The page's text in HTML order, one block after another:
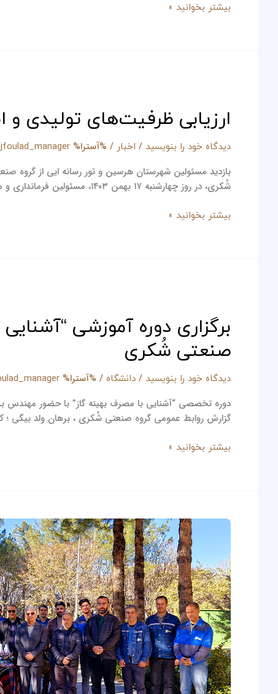
بیشتر بخوانید »
ارزیابی ظرفیت‌های تولیدی
دیدگاه‌ خود را بنویسید / اخبار / %آسترا% jfoulad_manager
بازدید مسئولین شهرستان هرسین و تور رسانه ایی از
شُکری، در روز چهارشنبه ۱۷ بهمن ۱۴۰۳، مسئولین فرمانداری و مدیران شهرستان هرسین؛ اقای تیشه کنی معاون برنامه ریزی و عمرانی فرمانداری ،آقای فتاحی رئیس اداره
تولیدی
ابتکارات
در
صنعت
و
بیشتر بخوانید »
برگزاری دوره آموزشی
صنعتی شُکری
دیدگاه‌ خود را بنویسید / دانشگاه / %آسترا%
گزارش روابط عمومی گروه صنعتی شُکری ، برهان ولد بیگی ؛
آموزشی
“آشنایی
با
بهینه
با
حضور
برهان
بیشتر بخوانید »
جشن
یلدا
در
جهان
فولاد
غرب؛
همدلی
و
امید
در
کنار